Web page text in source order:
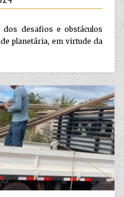
desafios e obstáculos
planetária, em virtude da